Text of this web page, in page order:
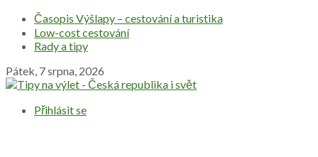
Časopis Výšlapy – cestování a turistika
Low-cost cestování
Rady a tipy
Pátek, 7 srpna, 2026
Přihlásit se